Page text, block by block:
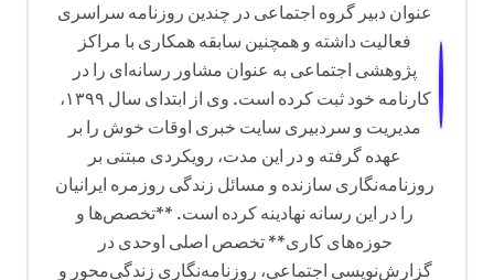
عنوان دبیر گروه اجتماعی در چندین روزنامه سراسری
فعالیت داشته و همچنین سابقه همکاری با مراکز
پژوهشی اجتماعی به عنوان مشاور رسانه‌ای را در
کارنامه خود ثبت کرده است. وی از ابتدای سال ۱۳۹۹،
مدیریت و سردبیری سایت خبری اوقات خوش را بر
عهده گرفته و در این مدت، رویکردی مبتنی بر
روزنامه‌نگاری سازنده و مسائل زندگی روزمره ایرانیان
را در این رسانه نهادینه کرده است. **تخصص‌ها و
حوزه‌های کاری** تخصص اصلی اوحدی در
گزارش‌نویسی اجتماعی، روزنامه‌نگاری زندگی‌محور و